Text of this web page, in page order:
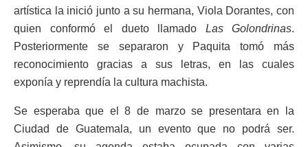
artística la inició junto a su hermana, Viola Dorantes, con
quien conformó el dueto llamado Las Golondrinas.
Posteriormente se separaron y Paquita tomó más
reconocimiento gracias a sus letras, en las cuales
exponía y reprendía la cultura machista.
Se esperaba que el 8 de marzo se presentara en la
Ciudad de Guatemala, un evento que no podrá ser.